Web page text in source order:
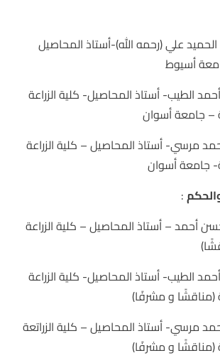
علي (رحمه الله)-أستاذ المحاصيل
أسيوط
الطيب- أستاذ المحاصيل- كلية الزراعة
– جامعة أسوان
مرسي- أستاذ المحاصيل – كلية الزراعة
جامعة أسوان
:
أحمد – أستاذ المحاصيل – كلية الزراعة
الطيب- أستاذ المحاصيل- كلية الزراعة
(مناقشًا و مشرفًا)
مرسي- أستاذ المحاصيل – كلية الزراتعة
(مناقشًا و مشرفًا)